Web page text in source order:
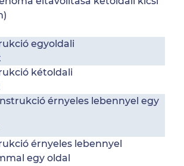
egyoldali
kétoldali
érnyeles lebennyel egy
érnyeles lebennyel
egy oldal